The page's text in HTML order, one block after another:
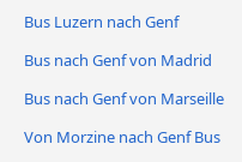
Bus Luzern nach Genf
Bus nach Genf von Madrid
Bus nach Genf von Marseille
Von Morzine nach Genf Bus